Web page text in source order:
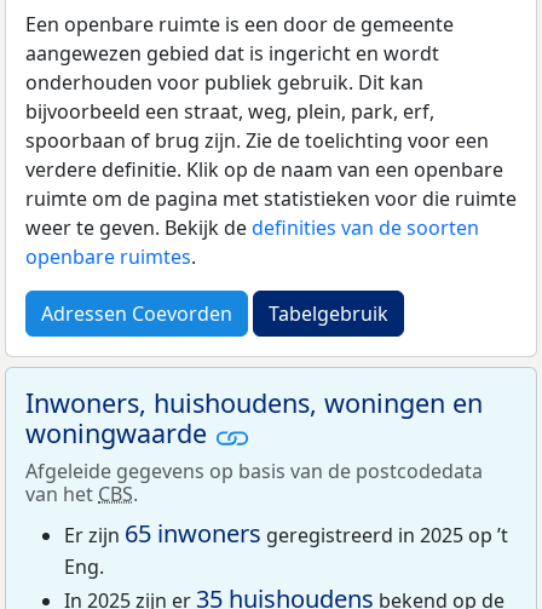
Een openbare ruimte is een door de gemeente
aangewezen gebied dat is ingericht en wordt
onderhouden voor publiek gebruik. Dit kan
bijvoorbeeld een straat, weg, plein, park, erf,
spoorbaan of brug zijn. Zie de toelichting voor een
verdere definitie. Klik op de naam van een openbare
ruimte om de pagina met statistieken voor die ruimte
weer te geven. Bekijk dedefinities van de soorten
openbare ruimtes.
Adressen Coevorden Tabelgebruik
Inwoners, huishoudens, woningen en
woningwaarde
Afgeleide gegevens op basis van de postcodedata
van het CBS.
Er zijn 65 inwoners geregistreerd in 2025 op ’t
Eng.
In 2025 zijn er 35 huishoudens bekend op de